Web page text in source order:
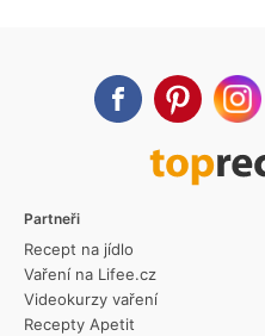
Partneři
Recept na jídlo
Vaření na Lifee.cz
Videokurzy vaření
Recepty Apetit